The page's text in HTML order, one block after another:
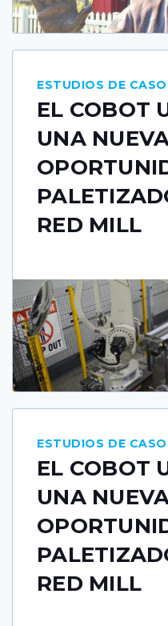
ESTUDIOS DE
EL COBOT
UNA
RED MILL
ESTUDIOS DE
EL COBOT
UNA
RED MILL